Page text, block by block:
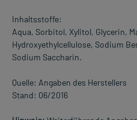
Inhaltsstoffe:
Aqua, Sorbitol, Xylitol, Glycerin,
Hydroxyethylcellulose, Sodium
Sodium Saccharin.
Quelle: Angaben des Herstellers
Stand: 06/2016